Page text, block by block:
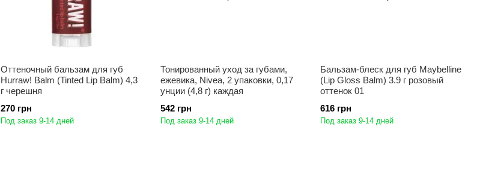
Оттеночный бальзам для губ
Hurraw! Balm (Tinted Lip Balm) 4,3
г черешня
270 грн
Под заказ 9-14 дней
Тонированный уход за губами,
ежевика, Nivea, 2 упаковки, 0,17
унции (4,8 г) каждая
542 грн
Под заказ 9-14 дней
Бальзам-блеск для губ Maybelline
(Lip Gloss Balm) 3.9 г розовый
оттенок 01
616 грн
Под заказ 9-14 дней